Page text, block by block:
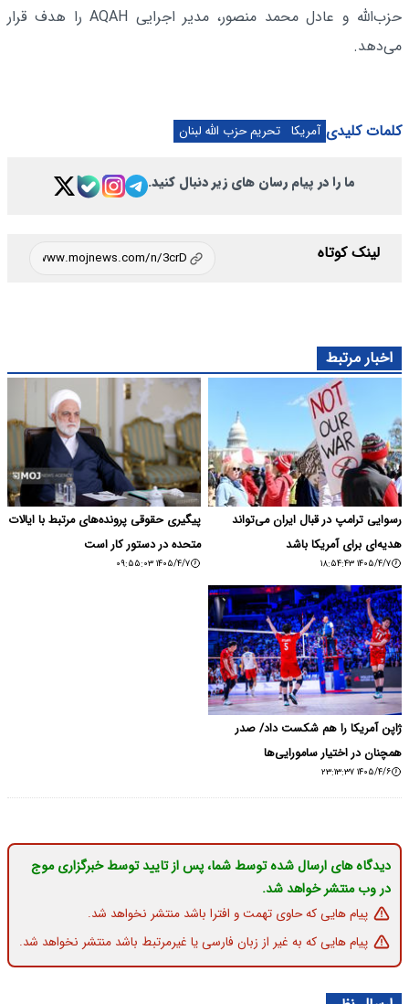
حزب‌الله و عادل محمد منصور، مدیر اجرایی AQAH را هدف قرار
می‌دهد.
کلمات کلیدی آمریکا تحریم حزب الله لبنان
ما را در پیام رسان های زیر دنبال کنید.
لینک کوتاه
اخبار مرتبط
رسوایی ترامپ در قبال ایران می‌تواند
هدیه‌ای برای آمریکا باشد
۱۴۰۵/۴/۷ ۱۸:۵۴:۴۳
پیگیری حقوقی پرونده‌های مرتبط با ایالات
متحده در دستور کار است
۱۴۰۵/۴/۷ ۰۹:۵۵:۰۳
ژاپن آمریکا را هم شکست داد/ صدر
همچنان در اختیار سامورایی‌ها
۱۴۰۵/۴/۶ ۲۳:۱۳:۳۷
دیدگاه های ارسال شده توسط شما، پس از تایید توسط خبرگزاری موج
در وب منتشر خواهد شد.
پیام هایی که حاوی تهمت و افترا باشد منتشر نخواهد شد.
پیام هایی که به غیر از زبان فارسی یا غیرمرتبط باشد منتشر نخواهد شد.